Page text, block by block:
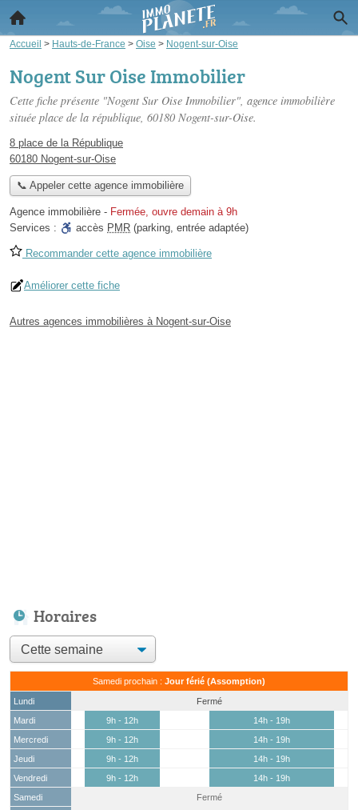
Accueil > Hauts-de-France > Oise > Nogent-sur-Oise
Nogent Sur Oise Immobilier
Cette fiche présente "Nogent Sur Oise Immobilier", agence immobilière
située place de la république, 60180 Nogent-sur-Oise.
8 place de la République
60180 Nogent-sur-Oise
📞 Appeler cette agence immobilière
Agence immobilière - Fermée, ouvre demain à 9h
Services :
accès PMR (parking, entrée adaptée)
Recommander cette agence immobilière
Améliorer cette fiche
Autres agences immobilières à Nogent-sur-Oise
Horaires
Samedi prochain : Jour férié (Assomption)
Lundi
Fermé
Mardi
9h - 12h
14h - 19h
Mercredi
9h - 12h
14h - 19h
Jeudi
9h - 12h
14h - 19h
Vendredi
9h - 12h
14h - 19h
Samedi
Fermé